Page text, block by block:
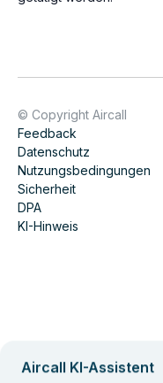
© Copyright Aircall
Feedback
Datenschutz
Nutzungsbedingungen
Sicherheit
DPA
KI-Hinweis
Aircall KI-Assistent